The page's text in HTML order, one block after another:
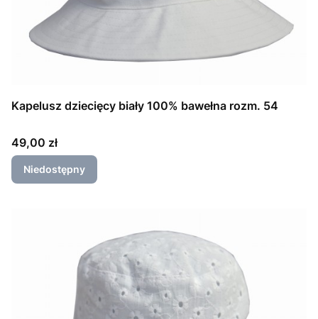
Kapelusz dziecięcy biały 100% bawełna rozm. 54
Cena
49,00 zł
Niedostępny